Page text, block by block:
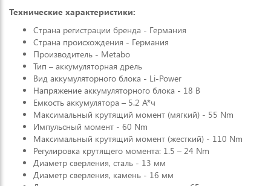
Технические характеристики:
Страна регистрации бренда - Германия
Страна происхождения - Германия
Производитель - Metabo
Тип – аккумуляторная дрель
Вид аккумуляторного блока - Li-Power
Напряжение аккумуляторного блока - 18 В
Емкость аккумулятора – 5.2 А*ч
Максимальный крутящий момент (мягкий) - 55 Nm
Импульсный момент - 60 Nm
Максимальный крутящий момент (жесткий) - 110 Nm
Регулировка крутящего момента: 1.5 – 24 Nm
Диаметр сверления, сталь - 13 мм
Диаметр сверления, камень - 16 мм